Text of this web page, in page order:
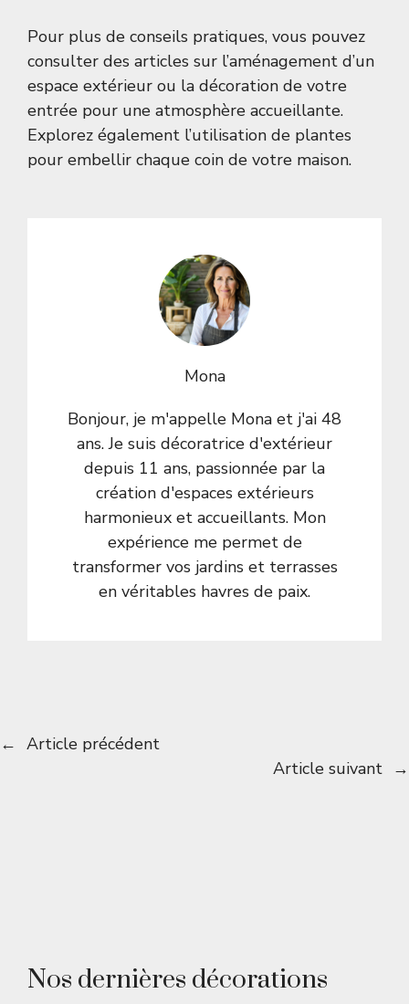
Pour plus de conseils pratiques, vous pouvez
consulter des articles sur l’aménagement d’un
espace extérieur ou la décoration de votre
entrée pour une atmosphère accueillante.
Explorez également l’utilisation de plantes
pour embellir chaque coin de votre maison.
Mona
Bonjour, je m'appelle Mona et j'ai 48
ans. Je suis décoratrice d'extérieur
depuis 11 ans, passionnée par la
création d'espaces extérieurs
harmonieux et accueillants. Mon
expérience me permet de
transformer vos jardins et terrasses
en véritables havres de paix.
← Article précédent
Article suivant →
Nos dernières décorations